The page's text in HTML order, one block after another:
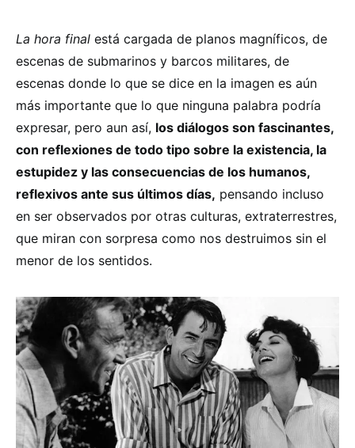
La hora final está cargada de planos magníficos, de
escenas de submarinos y barcos militares, de
escenas donde lo que se dice en la imagen es aún
más importante que lo que ninguna palabra podría
expresar, pero aun así, los diálogos son fascinantes,
con reflexiones de todo tipo sobre la existencia, la
estupidez y las consecuencias de los humanos,
reflexivos ante sus últimos días, pensando incluso
en ser observados por otras culturas, extraterrestres,
que miran con sorpresa como nos destruimos sin el
menor de los sentidos.